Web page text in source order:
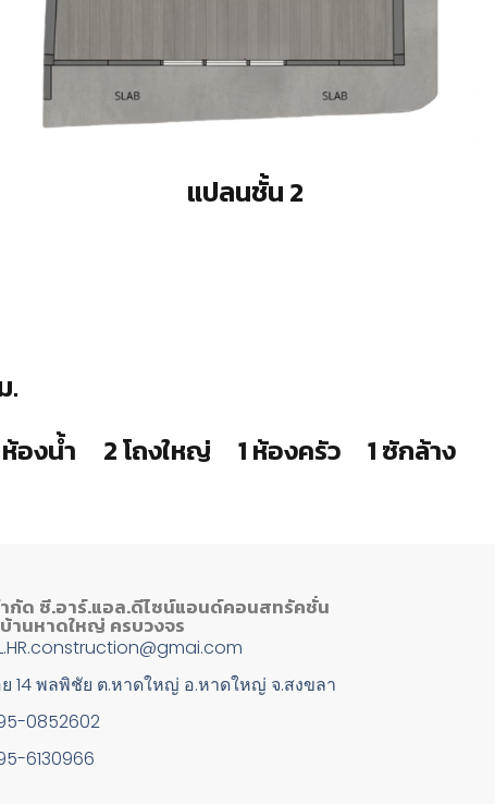
แปลนชั้น 2
.
องน้ำ 2 โถงใหญ่ 1 ห้องครัว 1 ซักล้าง
กัด ซี.อาร์.แอล.ดีไซน์แอนด์คอนสทรัคชั่น
านหาดใหญ่ ครบวงจร
14 พลพิชัย ต.หาดใหญ่ อ.หาดใหญ่ จ.สงขลา
0852602
6130966